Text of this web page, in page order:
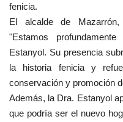
fenicia.
El alcalde de
"Estamos
Estanyol. Su presencia
la historia fenicia y
conservación y promoción
Además, la Dra. Estanyol
que podría ser el nuevo